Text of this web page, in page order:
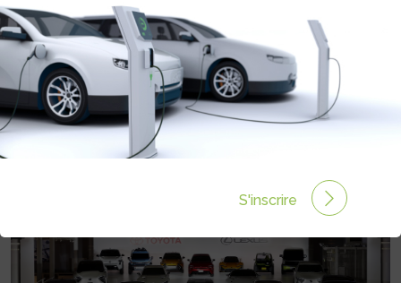
GROS INVESTISSEMENT DE TOYOTA
DANS LES BATTERIES DE VÉHICULES
ÉLECTRIQUES
Rédigé par Philippe Schwoerer le 02 Sep 2022 à 06:00
0 commentaires
S'inscrire